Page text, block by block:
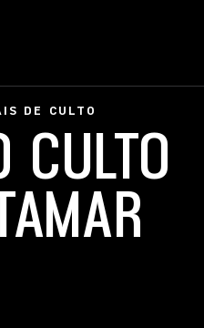
DE CULTO
CULTO